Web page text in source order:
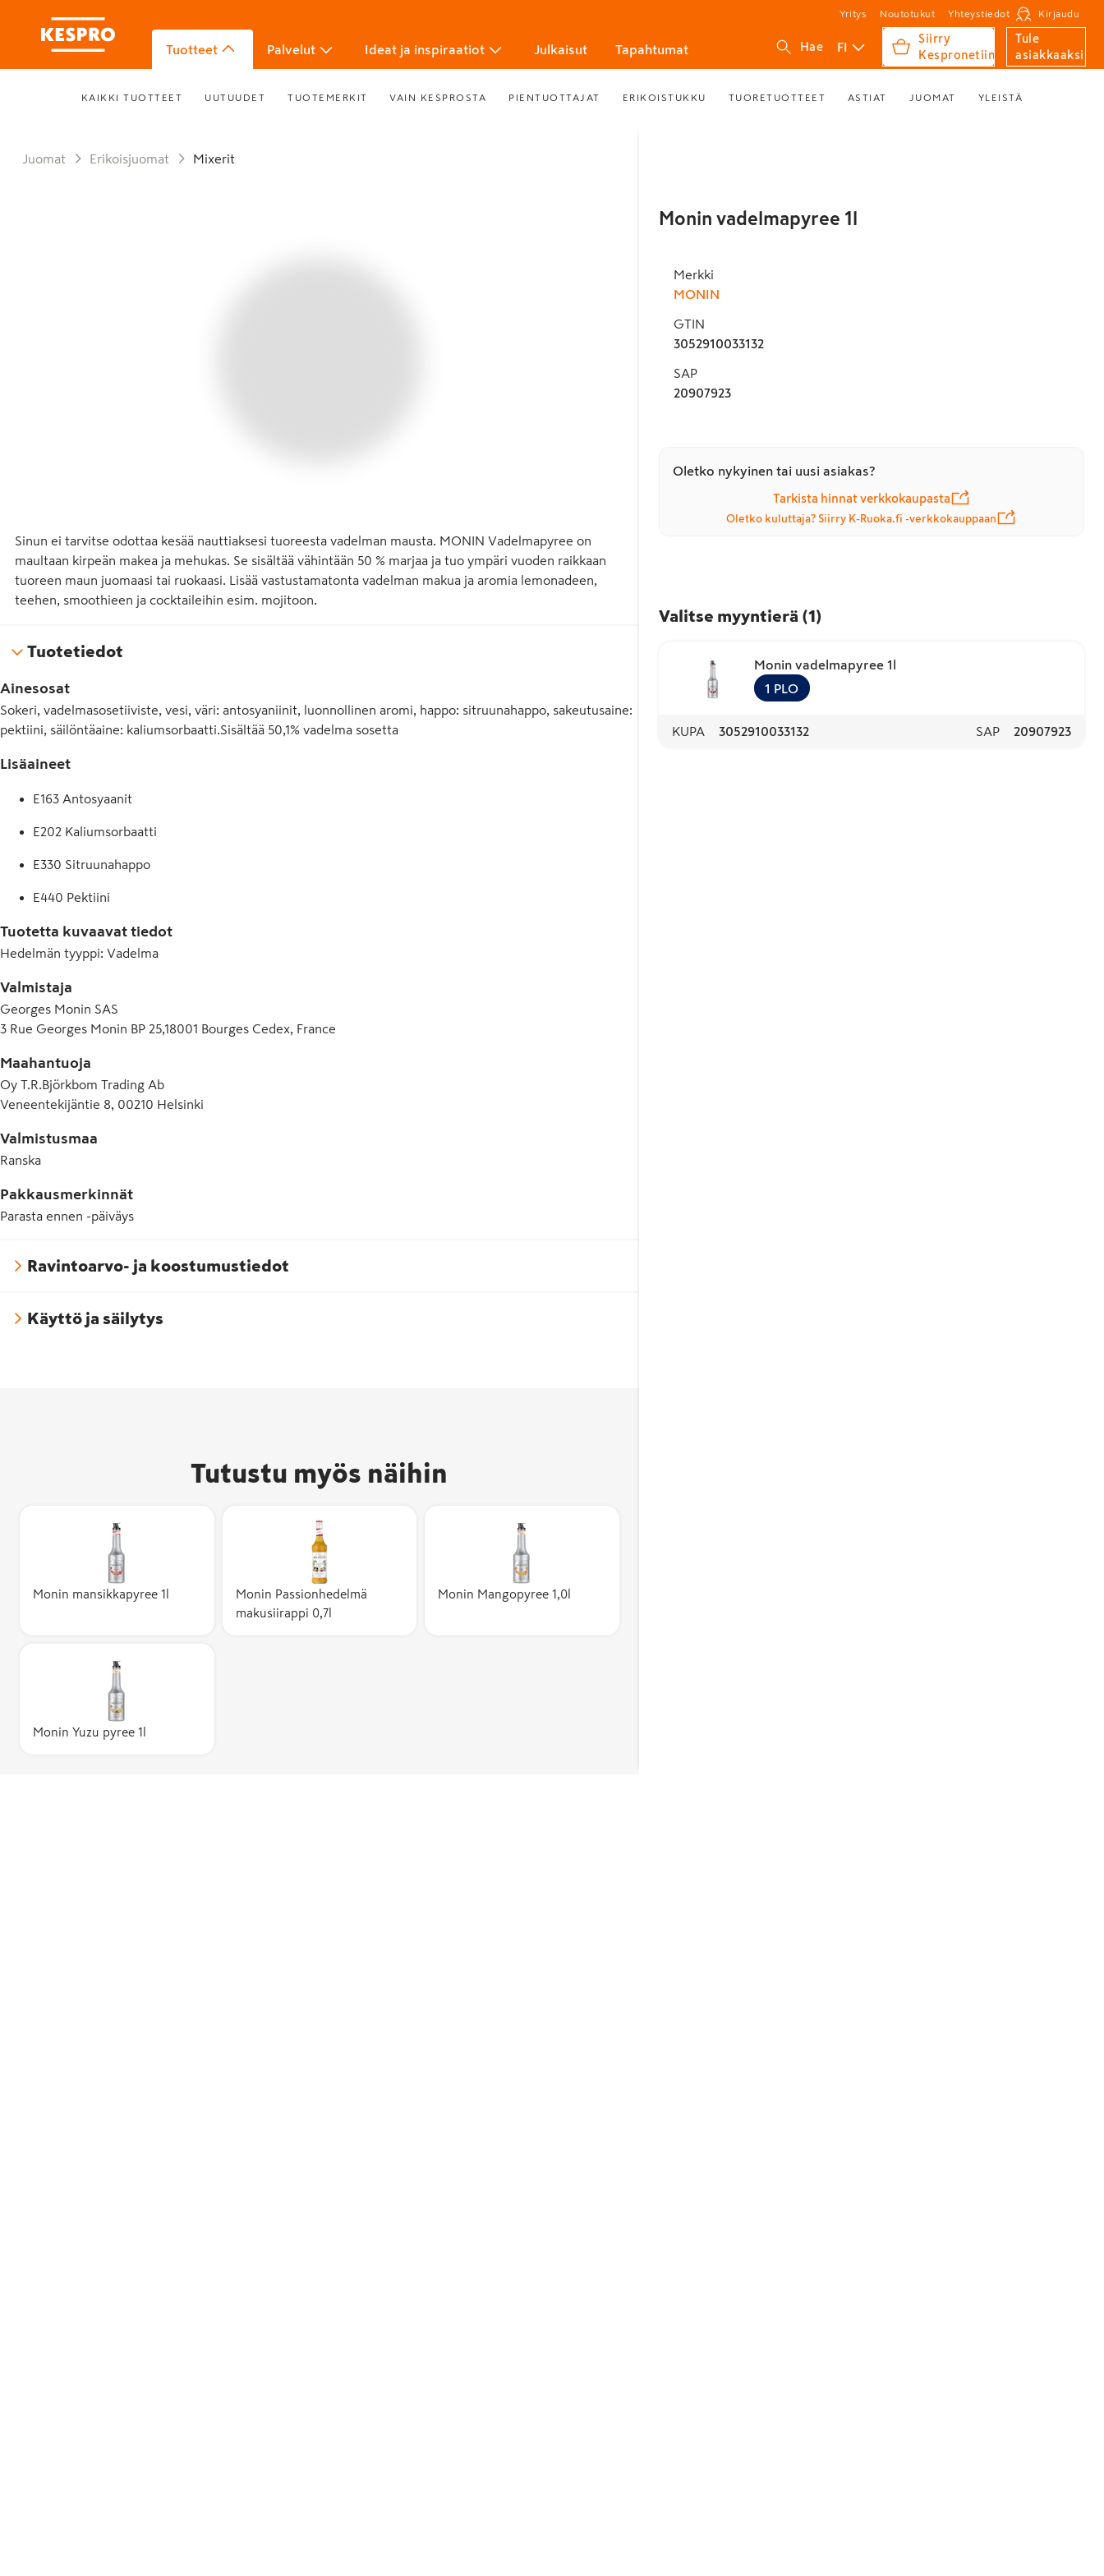
Yritys Noutotukut Yhteystiedot Kirjaudu
Tuotteet Palvelut Ideat ja inspiraatiot Julkaisut Tapahtumat Hae FI
Siirry
Kespronetiin
Tule
asiakkaaksi
KAIKKI TUOTTEET UUTUUDET TUOTEMERKIT VAIN KESPROSTA PIENTUOTTAJAT ERIKOISTUKKU TUORETUOTTEET ASTIAT JUOMAT YLEISTÄ
Juomat Erikoisjuomat Mixerit
Sinun ei tarvitse odottaa kesää nauttiaksesi tuoreesta vadelman mausta. MONIN Vadelmapyree on
maultaan kirpeän makea ja mehukas. Se sisältää vähintään 50 % marjaa ja tuo ympäri vuoden raikkaan
tuoreen maun juomaasi tai ruokaasi. Lisää vastustamatonta vadelman makua ja aromia lemonadeen,
teehen, smoothieen ja cocktaileihin esim. mojitoon.
Tuotetiedot
Ainesosat
Sokeri, vadelmasosetiiviste, vesi, väri: antosyaniinit, luonnollinen aromi, happo: sitruunahappo, sakeutusaine:
pektiini, säilöntäaine: kaliumsorbaatti.Sisältää 50,1% vadelma sosetta
Lisäaineet
E163 Antosyaanit
E202 Kaliumsorbaatti
E330 Sitruunahappo
E440 Pektiini
Tuotetta kuvaavat tiedot
Hedelmän tyyppi: Vadelma
Valmistaja
Georges Monin SAS
3 Rue Georges Monin BP 25,18001 Bourges Cedex, France
Maahantuoja
Oy T.R.Björkbom Trading Ab
Veneentekijäntie 8, 00210 Helsinki
Valmistusmaa
Ranska
Pakkausmerkinnät
Parasta ennen -päiväys
Ravintoarvo- ja koostumustiedot
Käyttö ja säilytys
Tutustu myös näihin
Monin mansikkapyree 1l
Monin Passionhedelmä
makusiirappi 0,7l
Monin Mangopyree 1,0l
Monin Yuzu pyree 1l
Monin vadelmapyree 1l
Merkki
MONIN
GTIN
3052910033132
SAP
20907923
Oletko nykyinen tai uusi asiakas?
Tarkista hinnat verkkokaupasta
Oletko kuluttaja? Siirry K-Ruoka.fi -verkkokauppaan
Valitse myyntierä (1 )
Monin vadelmapyree 1l
1 PLO
KUPA 3052910033132 SAP 20907923